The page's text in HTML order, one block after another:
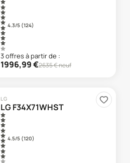
4.3/5 (124)
3offresà partir de :
1996,99€2635€ neuf
LG
LG F34X71WHST
4.5/5 (120)